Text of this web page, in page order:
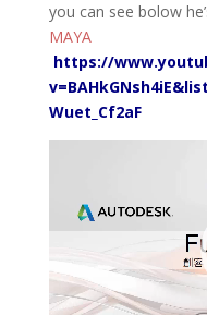
you can see bolow
MAYA
https://
Wuet_Cf2aF